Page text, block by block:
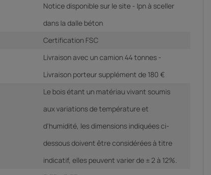
Notice disponible sur le site - Ipn à sceller
dans la dalle béton
Certification FSC
Livraison avec un camion 44 tonnes -
Livraison porteur supplément de 180 €
Le bois étant un matériau vivant soumis
aux variations de température et
d'humidité, les dimensions indiquées ci-
dessous doivent être considérées à titre
indicatif, elles peuvent varier de ± 2 à 12%.